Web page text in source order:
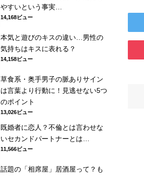
やすいという事実…
14,168ビュー
本気と遊びのキスの違い…男性の
気持ちはキスに表れる？
14,158ビュー
草食系・奥手男子の脈ありサイン
は言葉より行動に！見逃せない5つ
のポイント
13,026ビュー
既婚者に恋人？不倫とは言わせな
いセカンドパートナーとは…
11,566ビュー
話題の「相席屋」居酒屋って？も